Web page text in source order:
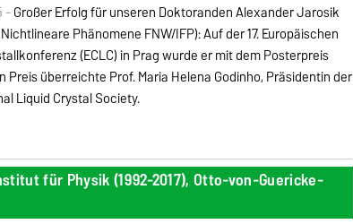
-Großer Erfolg für unseren Doktoranden Alexander Jarosik
Phänomene FNW/IFP): Auf der 17. Europäischen
(ECLC) in Prag wurde er mit dem Posterpreis
Preis überreichte Prof. Maria Helena Godinho, Präsidentin der
Liquid Crystal Society.
für Physik (1992-2017), Otto-von-Guericke-